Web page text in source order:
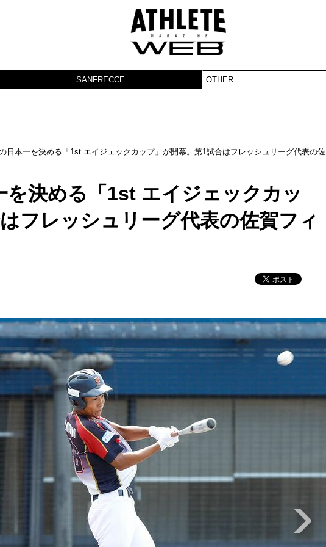
SANFRECCE OTHER
日本一を決める「1st エイジェックカップ」が開幕。第1試合はフレッシュリーグ代表の佐
を決める「1st エイジェックカッ
フレッシュリーグ代表の佐賀フィ